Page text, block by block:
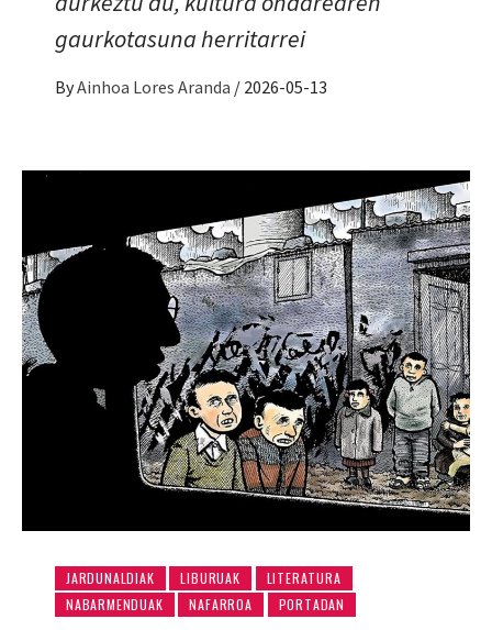
gaurkotasuna herritarrei
ByAinhoa Lores Aranda / 2026-05-13
JARDUNALDIAK LIBURUAK
LITERATURA
NABARMENDUAK
NAFARROA PORTADAN